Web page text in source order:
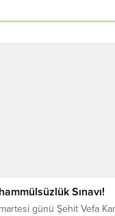
Sınavı!
günü Şehit Vefa